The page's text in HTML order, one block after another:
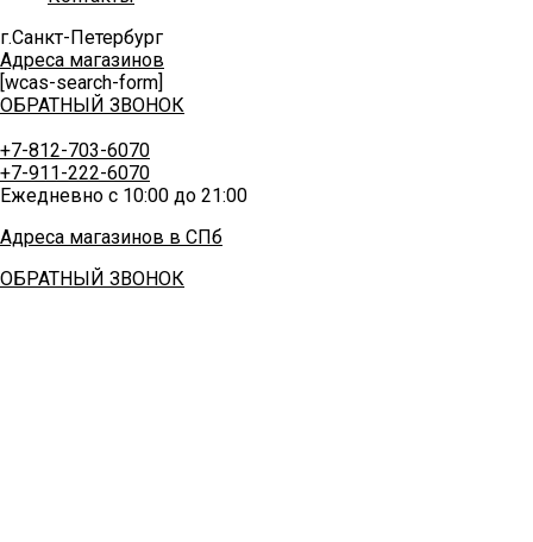
г.Санкт-Петербург
Адреса магазинов
[wcas-search-form]
ОБРАТНЫЙ ЗВОНОК
+7-812-703-6070
+7-911-222-6070
Ежедневно с 10:00 до 21:00
Адреса магазинов в СПб
ОБРАТНЫЙ ЗВОНОК